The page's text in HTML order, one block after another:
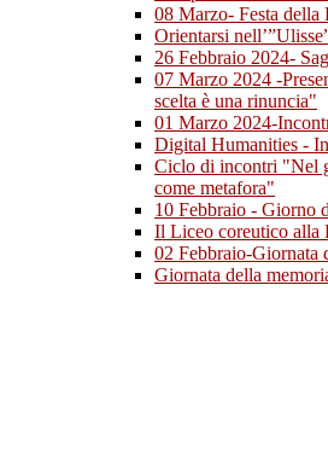
08 Marzo- Festa della
Orientarsi
26 Febbraio 2024-
07 Marzo 2024 -
scelta è una rinuncia"
01 Marzo 2024-
Digital Humanities -
Ciclo di incontri "Nel
come metafora"
10 Febbraio - Giorno
Il Liceo coreutico alla
02 Febbraio-Giornata
Giornata della